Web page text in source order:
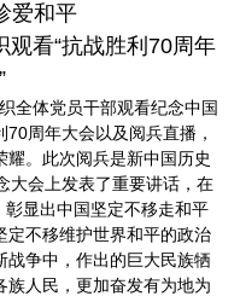
爱和平
看“抗战胜利70周年
全体党员干部观看纪念中国
周年大会以及阅兵直播，
。此次阅兵是新中国历史
大会上发表了重要讲话，在
彰显出中国坚定不移走和平
定不移维护世界和平的政治
战争中，作出的巨大民族牺
族人民，更加奋发有为地为